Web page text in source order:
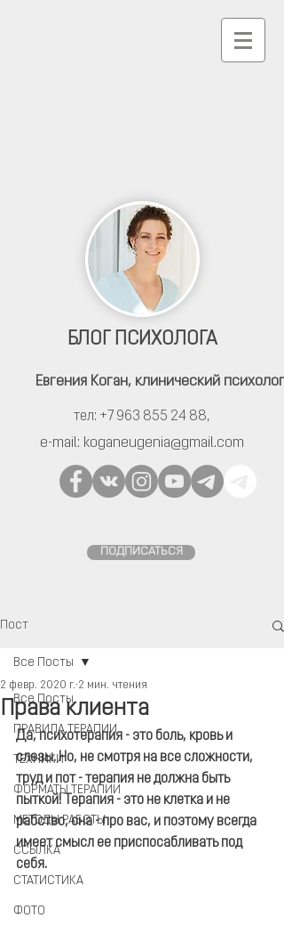
БЛОГ ПСИХОЛОГА
Евгения Коган, клинический психолог
тел: +7 963 855 24 88,
e-mail: koganeugenia@gmail.com
ПОДПИСАТЬСЯ
Пост
Все Посты
ПРАВИЛА ТЕРАПИИ
ТЕХНИКИ
ФОРМАТЫ ТЕРАПИИ
МЕТОДЫ РАБОТЫ
ССЫЛКА
СТАТИСТИКА
ФОТО
Все Посты
Права клиента
2 февр. 2020 г. 2 мин. чтения
Да, психотерапия - это боль, кровь и
слезы. Но, не смотря на все сложности,
труд и пот - терапия не должна быть
пыткой! Терапия - это не клетка и не
рабство, она - про вас, и поэтому всегда
имеет смысл ее приспосабливать под
себя.